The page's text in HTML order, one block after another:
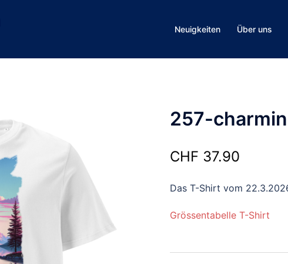
Neuigkeiten Über uns
257-
CHF 37.90
Das T-Shirt vom
Grössentabelle T-Shirt